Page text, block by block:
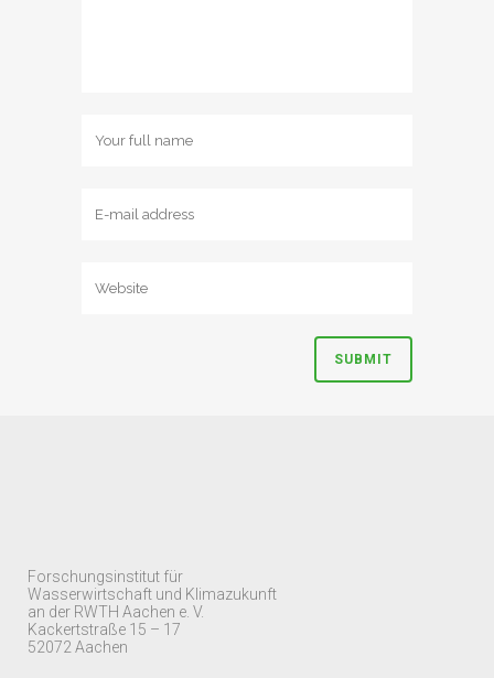
Forschungsinstitut für
Wasserwirtschaft und Klimazukunft
an der RWTH Aachen e. V.
Kackertstraße 15 – 17
52072 Aachen